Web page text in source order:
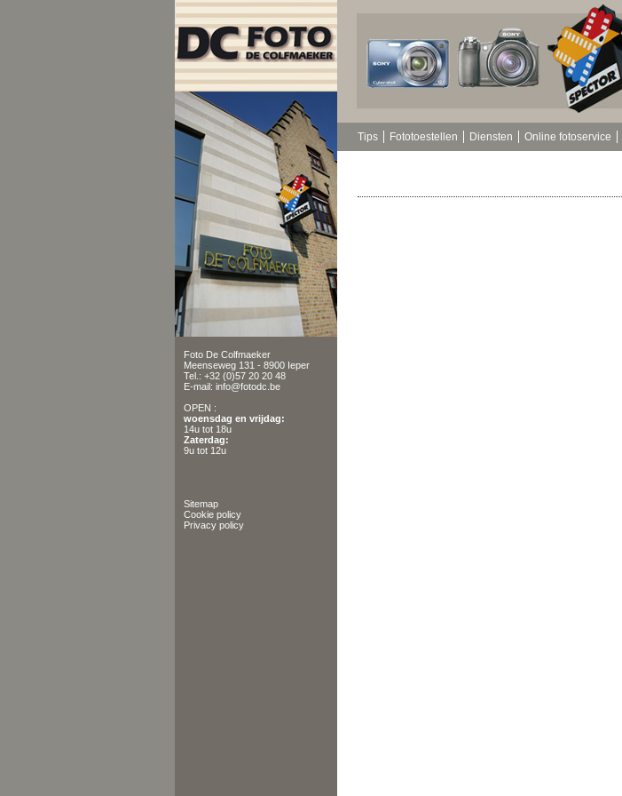
Foto De Colfmaeker
Meenseweg 131 - 8900 Ieper
Tel.: +32 (0)57 20 20 48
E-mail: info@fotodc.be
OPEN :
woensdag en vrijdag:
14u tot 18u
Zaterdag:
9u tot 12u
Sitemap
Cookie policy
Privacy policy
Tips Fototoestellen Diensten Online fotoservice